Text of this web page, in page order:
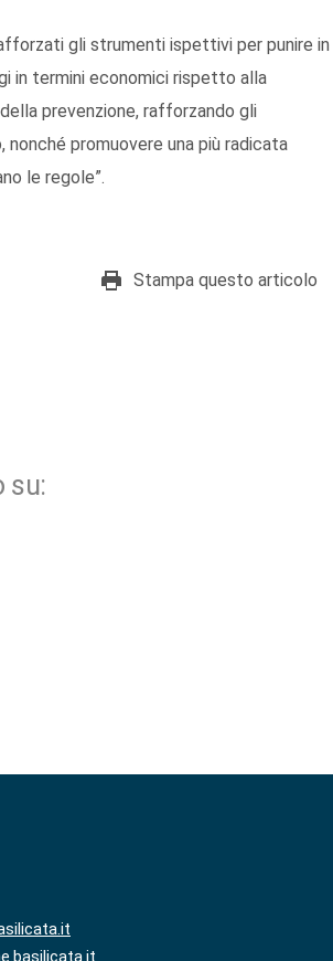
gli strumenti ispettivi per punire in
in termini economici rispetto alla
prevenzione, rafforzando gli
promuovere una più radicata
le regole”.
Stampa questo articolo
su: